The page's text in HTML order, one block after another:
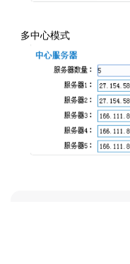
多中心模式